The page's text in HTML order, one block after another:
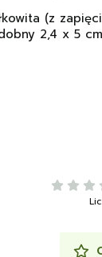
(z
2,4 x 5 cm